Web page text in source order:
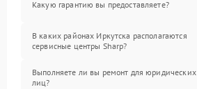
Какую гарантию вы предоставляете?
В каких районах Иркутска располагаются
сервисные центры Sharp?
Выполняете ли вы ремонт для юридических
лиц?